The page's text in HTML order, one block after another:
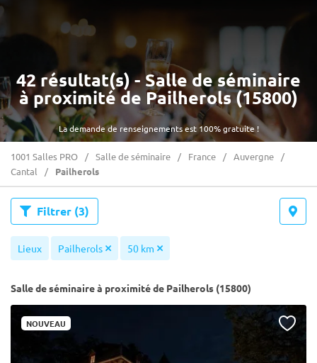
La demande de renseignements est 100% gratuite !
42 résultat(s) - Salle de séminaire
à proximité de Pailherols (15800)
1001 Salles PRO Salle de séminaire France
Auvergne
Cantal
Pailherols
Filtrer (3)
Lieux Pailherols 50 km
Salle de séminaire à proximité de Pailherols (15800)
NOUVEAU